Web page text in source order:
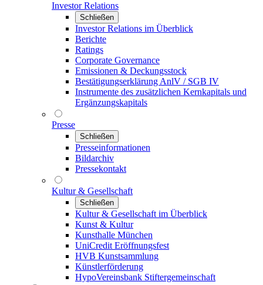
Investor Relations
Schließen
Investor Relations im Überblick
Berichte
Ratings
Corporate Governance
Emissionen & Deckungsstock
Bestätigungserklärung AnlV / SGB IV
Instrumente des zusätzlichen Kernkapitals und
Ergänzungskapitals
Presse
Schließen
Presseinformationen
Bildarchiv
Pressekontakt
Kultur & Gesellschaft
Schließen
Kultur & Gesellschaft im Überblick
Kunst & Kultur
Kunsthalle München
UniCredit Eröffnungsfest
HVB Kunstsammlung
Künstlerförderung
HypoVereinsbank Stiftergemeinschaft